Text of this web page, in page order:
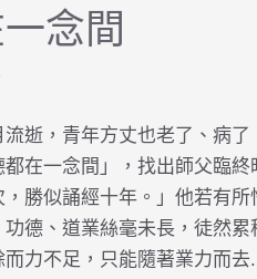
念間
流逝，青年方丈也老了、病
都在一念間」，找出師父臨
，勝似誦經十年。」他若有
功德、道業絲毫未長，徒然
而力不足，只能隨著業力而去